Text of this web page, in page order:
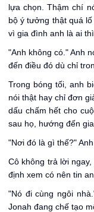
lựa chọn. Thậm chí
bộ ý tưởng thật quá
vì gia đình anh là ai
"Anh không có." Anh
đến điều đó dù chỉ
Trong bóng tối, anh
nói thật hay chỉ đơn
dấu chấm hết cho
sau họ, hướng đến
"Nơi đó là gì thế?" Anh
Cô không trả lời
định xem có nên tin
"Nó đi cùng ngôi
Jonah đang chế tạo